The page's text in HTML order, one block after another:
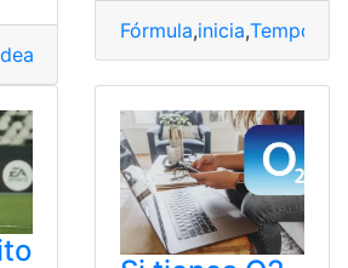
mandarina,Pollo,Receta,
Fórmula,inicia,